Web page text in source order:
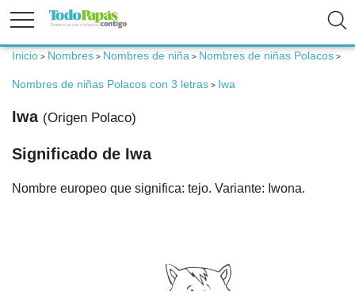
Fertilidad
Bebé
Niños
Inicio > Nombres > Nombres de niña > Nombres de niñas Polacos >
Nombres de niñas Polacos con 3 letras > Iwa
Iwa (Origen Polaco)
Significado de Iwa
Nombre europeo que significa: tejo. Variante: Iwona.